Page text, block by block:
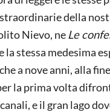
della
Nievo, ne Le
la stessa medesima
a nove anni, alla
la prima volta
e il gran lago